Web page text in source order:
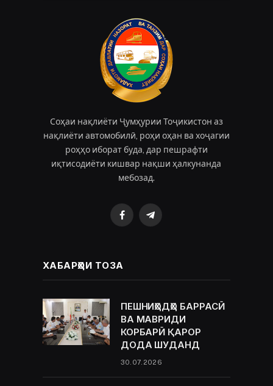
Соҳаи нақлиёти Ҷумҳурии Тоҷикистон аз
нақлиёти автомобилӣ, роҳи оҳан ва хоҷагии
роҳҳо иборат буда, дар пешрафти
иқтисодиёти кишвар нақши ҳалкунанда
мебозад.
FacebookTelegram
ХАБАРҲОИ ТОЗА
ПЕШНИҲОДҲО БАРРАСӢ
ВА МАВРИДИ
КОРБАРӢ ҚАРОР
ДОДА ШУДАНД
30.07.2026